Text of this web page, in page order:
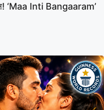
‘Maa Inti Bangaaram’